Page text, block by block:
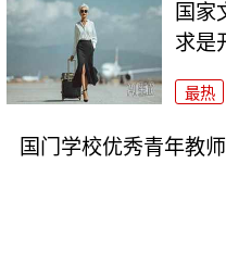
国家
求是
最热
国门学校优秀青年教